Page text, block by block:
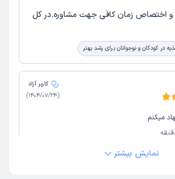
و اختصاص زمان کافی جهت مشاوره.در کل
در کودکان و نوجوانان برای رشد بهتر
کاربر آزاد
(
1404/07/24
)
میکنم
نمایش بیشتر